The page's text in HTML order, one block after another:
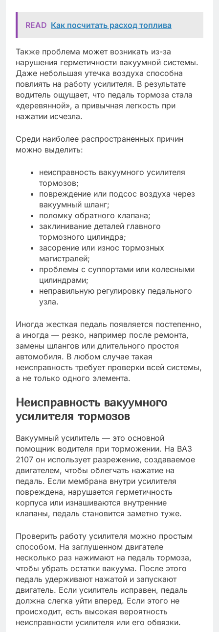
READ Как посчитать расход топлива
Также проблема может возникать из-за
нарушения герметичности вакуумной системы.
Даже небольшая утечка воздуха способна
повлиять на работу усилителя. В результате
водитель ощущает, что педаль тормоза стала
«деревянной», а привычная легкость при
нажатии исчезла.
Среди наиболее распространенных причин
можно выделить:
неисправность вакуумного усилителя
тормозов;
повреждение или подсос воздуха через
вакуумный шланг;
поломку обратного клапана;
заклинивание деталей главного
тормозного цилиндра;
засорение или износ тормозных
магистралей;
проблемы с суппортами или колесными
цилиндрами;
неправильную регулировку педального
узла.
Иногда жесткая педаль появляется постепенно,
а иногда — резко, например после ремонта,
замены шлангов или длительного простоя
автомобиля. В любом случае такая
неисправность требует проверки всей системы,
а не только одного элемента.
Неисправность вакуумного
усилителя тормозов
Вакуумный усилитель — это основной
помощник водителя при торможении. На ВАЗ
2107 он использует разрежение, создаваемое
двигателем, чтобы облегчать нажатие на
педаль. Если мембрана внутри усилителя
повреждена, нарушается герметичность
корпуса или изнашиваются внутренние
клапаны, педаль становится заметно туже.
Проверить работу усилителя можно простым
способом. На заглушенном двигателе
несколько раз нажимают на педаль тормоза,
чтобы убрать остатки вакуума. После этого
педаль удерживают нажатой и запускают
двигатель. Если усилитель исправен, педаль
должна слегка уйти вперед. Если этого не
происходит, есть высокая вероятность
неисправности усилителя или его обвязки.